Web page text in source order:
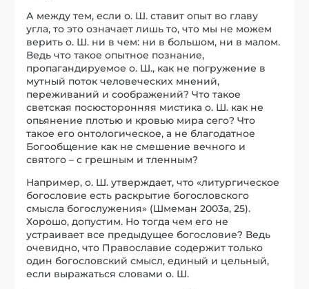
А между тем, если о. Ш. ставит опыт во главу
угла, то это означает лишь то, что мы не можем
верить о. Ш. ни в чем: ни в большом, ни в малом.
Ведь что такое опытное познание,
пропагандируемое о. Ш., как не погружение в
мутный поток человеческих мнений,
переживаний и соображений? Что такое
светская посюсторонняя мистика о. Ш. как не
опьянение плотью и кровью мира сего? Что
такое его онтологическое, а не благодатное
Богообщение как не смешение вечного и
святого – с грешным и тленным?
Например, о. Ш. утверждает, что «литургическое
богословие есть раскрытие богословского
смысла богослужения» (Шмеман 2003a, 25).
Хорошо, допустим. Но тогда чем его не
устраивает все предыдущее богословие? Ведь
очевидно, что Православие содержит только
один богословский смысл, единый и цельный,
если выражаться словами о. Ш.